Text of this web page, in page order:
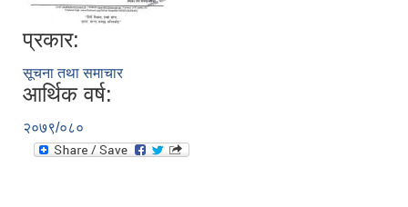
प्रकार:
सूचना तथा समाचार
आर्थिक वर्ष:
२०७९/०८०